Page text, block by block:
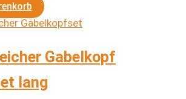
Gabelkopf
lang